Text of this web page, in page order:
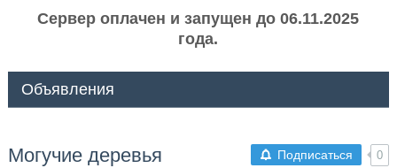
Сервер оплачен и запущен до 06.11.2025
года.
Объявления
Подписаться 0
Могучие деревья